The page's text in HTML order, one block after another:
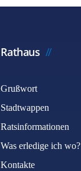
Rathaus
Grußwort
Stadtwappen
Ratsinformationen
Was erledige ich wo?
Kontakte